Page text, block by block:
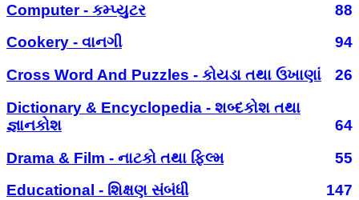
Computer - કમ્પ્યુટર
88
Cookery - વાનગી
94
Cross Word And Puzzles - કોયડા તથા ઉખાણાં
26
Dictionary & Encyclopedia - શબ્દકોશ તથા
જ્ઞાનકોશ
64
Drama & Film - નાટકો તથા ફિલ્મ
55
Educational - શિક્ષણ સંબંધી
147